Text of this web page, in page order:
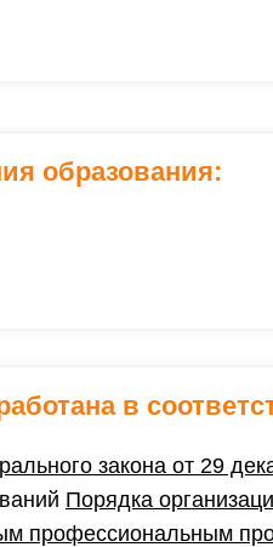
в
образования:
закона от 29
Порядка
профессиональным